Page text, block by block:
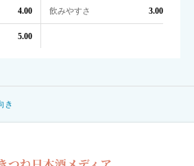
4.00 飲みやすさ 3.00
5.00
き